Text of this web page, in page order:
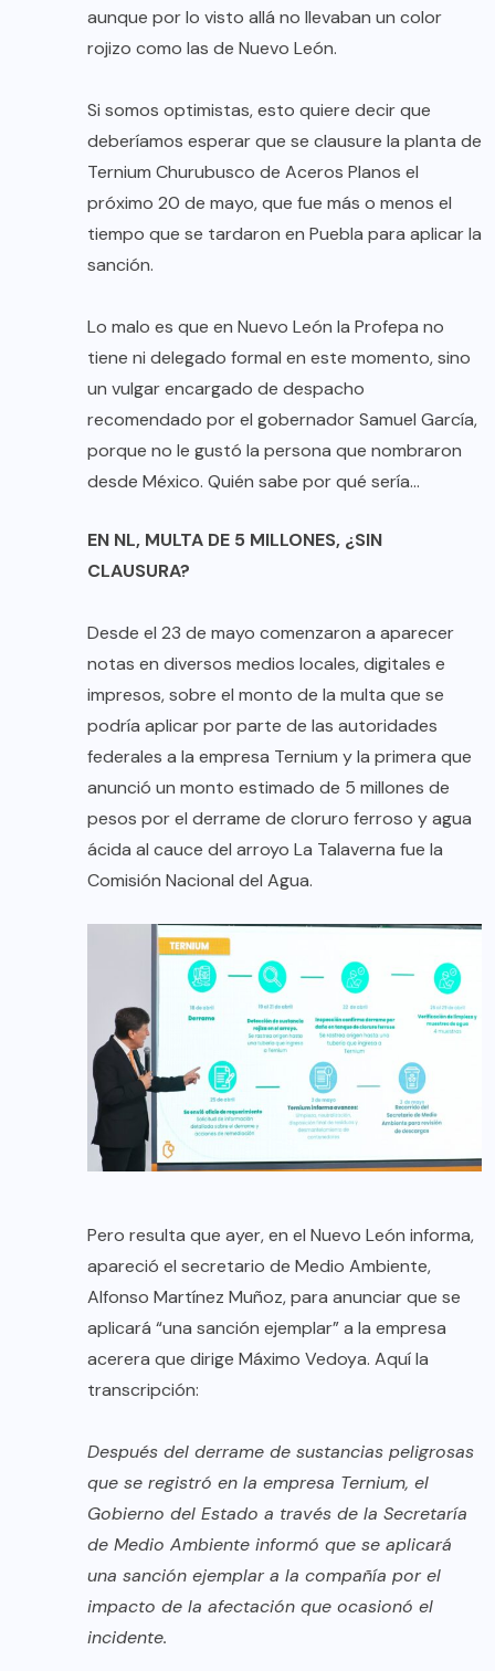
aunque por lo visto allá no llevaban un color
rojizo como las de Nuevo León.
Si somos optimistas, esto quiere decir que
deberíamos esperar que se clausure la planta de
Ternium Churubusco de Aceros Planos el
próximo 20 de mayo, que fue más o menos el
tiempo que se tardaron en Puebla para aplicar la
sanción.
Lo malo es que en Nuevo León la Profepa no
tiene ni delegado formal en este momento, sino
un vulgar encargado de despacho
recomendado por el gobernador Samuel García,
porque no le gustó la persona que nombraron
desde México. Quién sabe por qué sería…
EN NL, MULTA DE 5 MILLONES, ¿SIN
CLAUSURA?
Desde el 23 de mayo comenzaron a aparecer
notas en diversos medios locales, digitales e
impresos, sobre el monto de la multa que se
podría aplicar por parte de las autoridades
federales a la empresa Ternium y la primera que
anunció un monto estimado de 5 millones de
pesos por el derrame de cloruro ferroso y agua
ácida al cauce del arroyo La Talaverna fue la
Comisión Nacional del Agua.
Pero resulta que ayer, en el Nuevo León informa,
apareció el secretario de Medio Ambiente,
Alfonso Martínez Muñoz, para anunciar que se
aplicará “una sanción ejemplar” a la empresa
acerera que dirige Máximo Vedoya. Aquí la
transcripción:
Después del derrame de sustancias peligrosas
que se registró en la empresa Ternium, el
Gobierno del Estado a través de la Secretaría
de Medio Ambiente informó que se aplicará
una sanción ejemplar a la compañía por el
impacto de la afectación que ocasionó el
incidente.